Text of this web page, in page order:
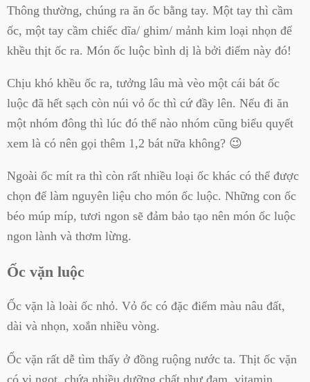
Thông thường, chúng ra ăn ốc bằng tay. Một tay thì cầm
ốc, một tay cầm chiếc dĩa/ ghim/ mảnh kim loại nhọn để
khều thịt ốc ra. Món ốc luộc bình dị là bởi điểm này đó!
Chịu khó khều ốc ra, tưởng lâu mà vèo một cái bát ốc
luộc đã hết sạch còn núi vỏ ốc thì cứ đầy lên. Nếu đi ăn
một nhóm đông thì lúc đó thể nào nhóm cũng biểu quyết
xem là có nên gọi thêm 1,2 bát nữa không? 😉
Ngoài ốc mít ra thì còn rất nhiều loại ốc khác có thể được
chọn để làm nguyên liệu cho món ốc luộc. Những con ốc
béo múp míp, tươi ngon sẽ đảm bảo tạo nên món ốc luộc
ngon lành và thơm lừng.
Ốc vặn luộc
Ốc vặn là loài ốc nhỏ. Vỏ ốc có đặc điểm màu nâu đất,
dài và nhọn, xoắn nhiều vòng.
Ốc vặn rất dễ tìm thấy ở đồng ruộng nước ta. Thịt ốc vặn
có vị ngọt, chứa nhiều dưỡng chất như đạm, vitamin